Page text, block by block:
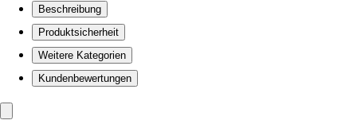
Beschreibung
Produktsicherheit
Weitere Kategorien
Kundenbewertungen